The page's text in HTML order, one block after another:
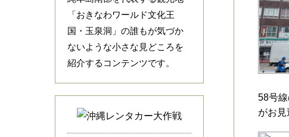
58号
がお見
「おきなわワールド文化王
国・玉泉洞」の誰もが気づか
ないような小さな見どころを
紹介するコンテンツです。